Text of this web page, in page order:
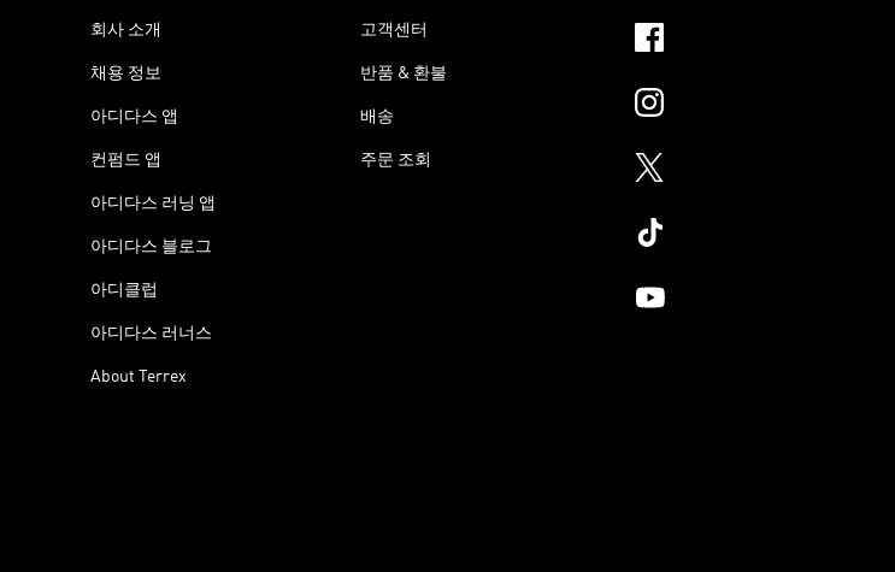
회사 소개
채용 정보
아디다스 앱
컨펌드 앱
아디다스 러닝 앱
아디다스 블로그
아디클럽
아디다스 러너스
About Terrex
고객센터
반품 & 환불
배송
주문 조회